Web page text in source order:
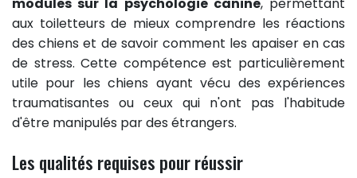
aux toiletteurs de mieux comprendre les réactions
des chiens et de savoir comment les apaiser en cas
de stress. Cette compétence est particulièrement
utile pour les chiens ayant vécu des expériences
traumatisantes ou ceux qui n'ont pas l'habitude
d'être manipulés par des étrangers.
Les qualités requises pour réussir